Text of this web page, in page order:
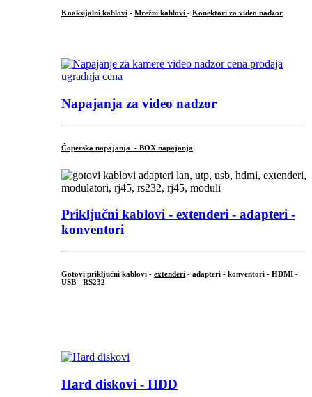
Koaksijalni kablovi - Mrežni kablovi - Konektori za video nadzor
Napajanja za video nadzor
Čoperska napajanja - BOX napajanja
Priključni kablovi - extenderi - adapteri -
konventori
Gotovi priključni kablovi - extenderi - adapteri - konventori - HDMI -
USB - RS232
Hard diskovi - HDD